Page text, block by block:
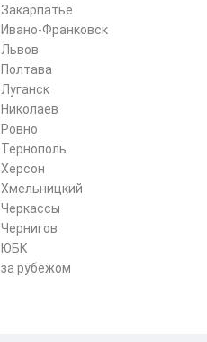
Закарпатье
Ивано-Франковск
Львов
Полтава
Луганск
Николаев
Ровно
Тернополь
Херсон
Хмельницкий
Черкассы
Чернигов
ЮБК
за рубежом